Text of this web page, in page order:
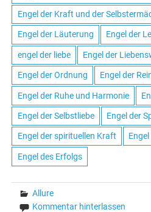
Engel der Kraft und der
Engel der Läuterung Engel der
engel der liebe Engel der
Engel der Ordnung Engel der
Engel der Ruhe und Harmonie
Engel der Selbstliebe Engel der
Engel der spirituellen Kraft
Engel des Erfolgs
Allure
Kommentar hinterlassen